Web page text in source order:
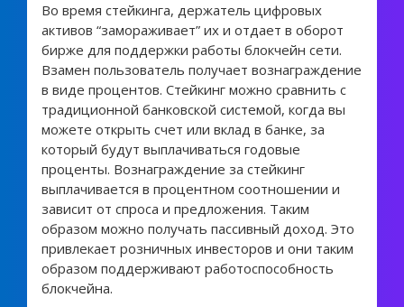
Во время стейкинга, держатель цифровых
активов “замораживает” их и отдает в оборот
бирже для поддержки работы блокчейн сети.
Взамен пользователь получает вознаграждение
в виде процентов. Стейкинг можно сравнить с
традиционной банковской системой, когда вы
можете открыть счет или вклад в банке, за
который будут выплачиваться годовые
проценты. Вознаграждение за стейкинг
выплачивается в процентном соотношении и
зависит от спроса и предложения. Таким
образом можно получать пассивный доход. Это
привлекает розничных инвесторов и они таким
образом поддерживают работоспособность
блокчейна.